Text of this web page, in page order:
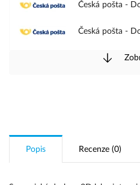
Česká pošta -
Česká pošta -
PPL - Doručení
GLS - Doručení
Popis Recenze (0)